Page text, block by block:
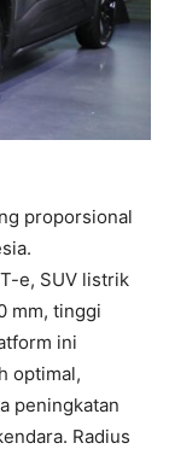
proporsional
e, SUV listrik
mm, tinggi
ini
optimal,
peningkatan
Radius